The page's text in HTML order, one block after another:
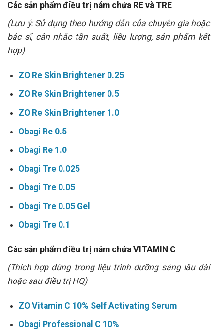
Các sản phẩm điều trị nám chứa RE và TRE
(Lưu ý: Sử dụng theo hướng dẫn của chuyên gia hoặc
bác sĩ, cân nhắc tần suất, liều lượng, sản phẩm kết
hợp)
ZO Re Skin Brightener 0.25
ZO Re Skin Brightener 0.5
ZO Re Skin Brightener 1.0
Obagi Re 0.5
Obagi Re 1.0
Obagi Tre 0.025
Obagi Tre 0.05
Obagi Tre 0.05 Gel
Obagi Tre 0.1
Các sản phẩm điều trị nám chứa VITAMIN C
(Thích hợp dùng trong liệu trình dưỡng sáng lâu dài
hoặc sau điều trị HQ)
ZO Vitamin C 10% Self Activating Serum
Obagi Professional C 10%